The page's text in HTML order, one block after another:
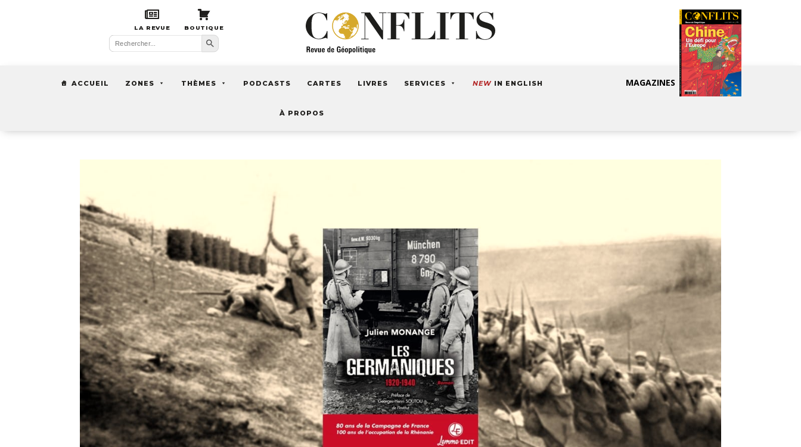
LA REVUE BOUTIQUE
Search
for:
Search Button
ACCUEIL ZONES THÈMES PODCASTS CARTES LIVRES SERVICES NEW IN ENGLISH
À PROPOS
MAGAZINES